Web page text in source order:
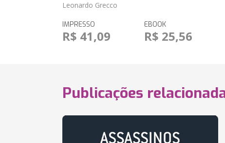
Leonardo Grecco
IMPRESSO
R$ 41,09
EBOOK
R$ 25,56
Publicações